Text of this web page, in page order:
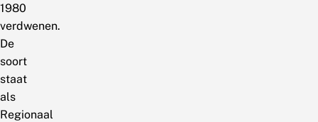
1980
verdwenen.
De
soort
staat
als
Regionaal